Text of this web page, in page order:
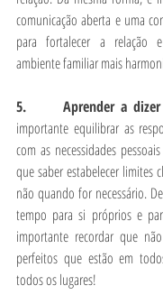
comunicação aberta e uma
para fortalecer a relação
ambiente familiar mais
5.      Aprender a dizer
importante equilibrar as
com as necessidades
que saber estabelecer limites
não quando for necessário.
tempo para si próprios e
importante recordar que
perfeitos que estão em
todos os lugares!